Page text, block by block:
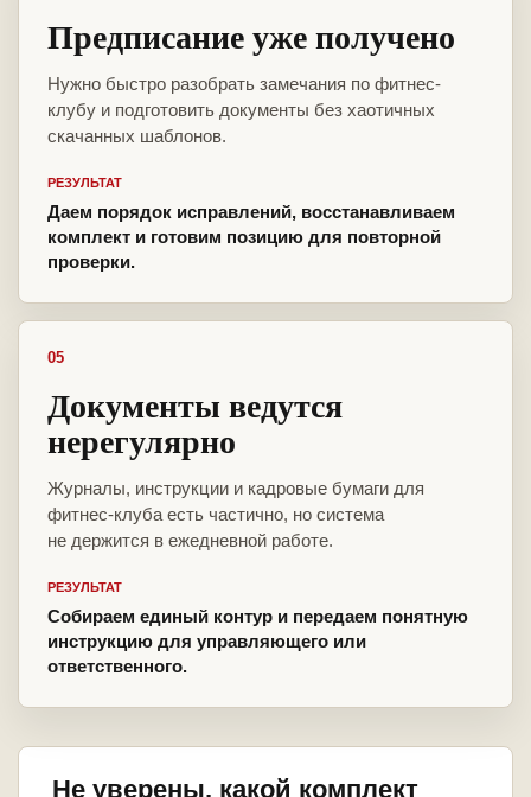
Предписание уже получено
Нужно быстро разобрать замечания по фитнес-
клубу и подготовить документы без хаотичных
скачанных шаблонов.
РЕЗУЛЬТАТ
Даем порядок исправлений, восстанавливаем
комплект и готовим позицию для повторной
проверки.
05
Документы ведутся
нерегулярно
Журналы, инструкции и кадровые бумаги для
фитнес-клуба есть частично, но система
не держится в ежедневной работе.
РЕЗУЛЬТАТ
Собираем единый контур и передаем понятную
инструкцию для управляющего или
ответственного.
Не уверены, какой комплект